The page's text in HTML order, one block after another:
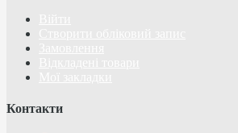
Контакти